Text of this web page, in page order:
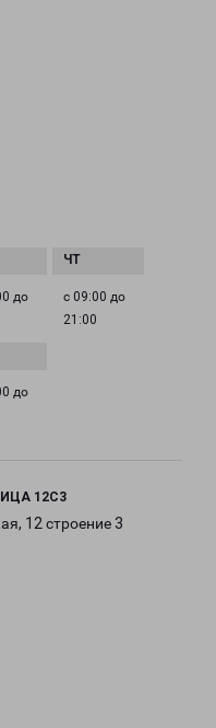
до
с 09:00 до
21:00
до
12С3
12 строение 3